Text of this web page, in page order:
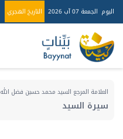
اليوم الجمعة 07 آب 2026 التاريخ الهجري
العلامة المرجع السيد محمد حسين فضل الله
سيرة السيد